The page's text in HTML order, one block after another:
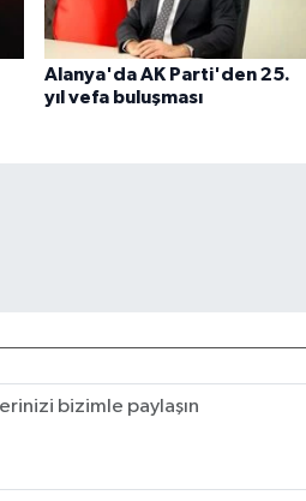
Alanya'da AK Parti'den 25.
yıl vefa buluşması